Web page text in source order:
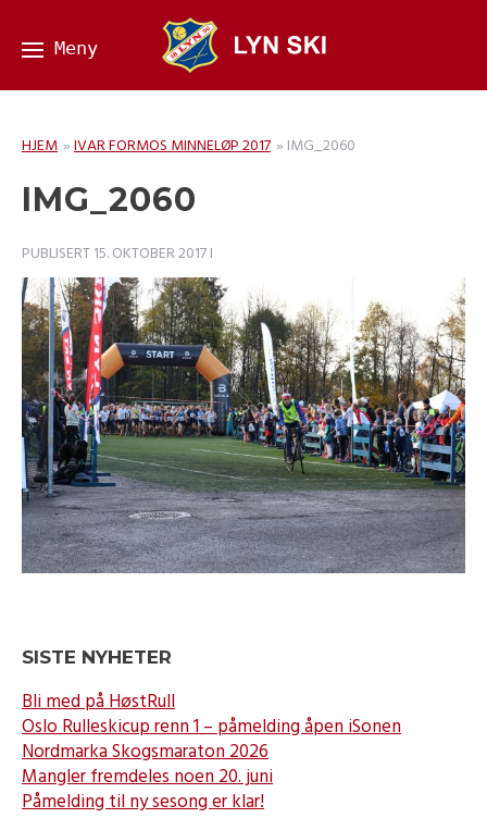
HJEM »IVAR FORMOS MINNELØP 2017 » IMG_2060
IMG_2060
PUBLISERT15. OKTOBER 2017I
SISTE NYHETER
Bli med på HøstRull
Oslo Rulleskicup renn 1 – påmelding åpen iSonen
Nordmarka Skogsmaraton 2026
Mangler fremdeles noen 20. juni
Påmelding til ny sesong er klar!